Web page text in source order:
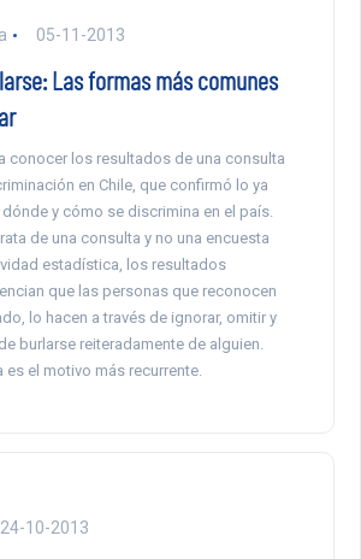
05-11-2013
Las formas más comunes
conocer los resultados de una consulta
en Chile, que confirmó lo ya
y cómo se discrimina en el país.
de una consulta y no una encuesta
estadística, los resultados
que las personas que reconocen
lo hacen a través de ignorar, omitir y
burlarse reiteradamente de alguien.
el motivo más recurrente.
24-10-2013